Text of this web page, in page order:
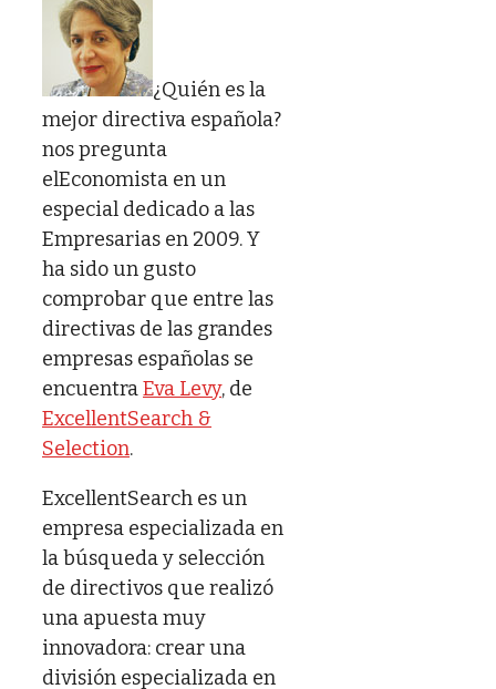
¿Quién es la
mejor directiva española?
nos pregunta
elEconomista en un
especial dedicado a las
Empresarias en 2009. Y
ha sido un gusto
comprobar que entre las
directivas de las grandes
empresas españolas se
encuentraEva Levy, de
ExcellentSearch &
Selection.
ExcellentSearch es un
empresa especializada en
la búsqueda y selección
de directivos que realizó
una apuesta muy
innovadora: crear una
división especializada en